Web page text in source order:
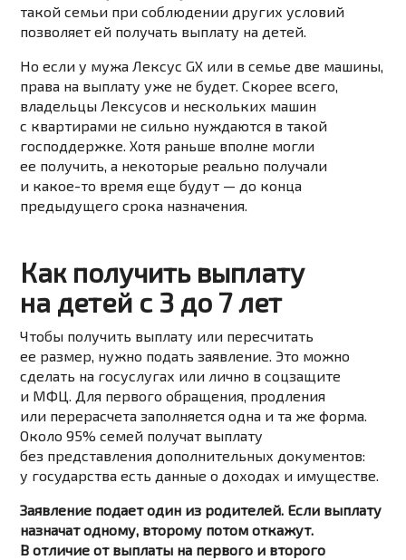
такой семьи при соблюдении других условий
позволяет ей получать выплату на детей.
Но если у мужа Лексус GX или в семье две машины,
права на выплату уже не будет. Скорее всего,
владельцы Лексусов и нескольких машин
с квартирами не сильно нуждаются в такой
господдержке. Хотя раньше вполне могли
ее получить, а некоторые реально получали
и какое-то время еще будут — до конца
предыдущего срока назначения.
Как получить выплату
на детей с 3 до 7 лет
Чтобы получить выплату или пересчитать
ее размер, нужно подать заявление. Это можно
сделать на госуслугах или лично в соцзащите
и МФЦ. Для первого обращения, продления
или перерасчета заполняется одна и та же форма.
Около 95% семей получат выплату
без представления дополнительных документов:
у государства есть данные о доходах и имуществе.
Заявление подает один из родителей. Если выплату
назначат одному, второму потом откажут.
В отличие от выплаты на первого и второго